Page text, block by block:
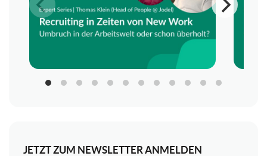
JETZT ZUM NEWSLETTER ANMELDEN